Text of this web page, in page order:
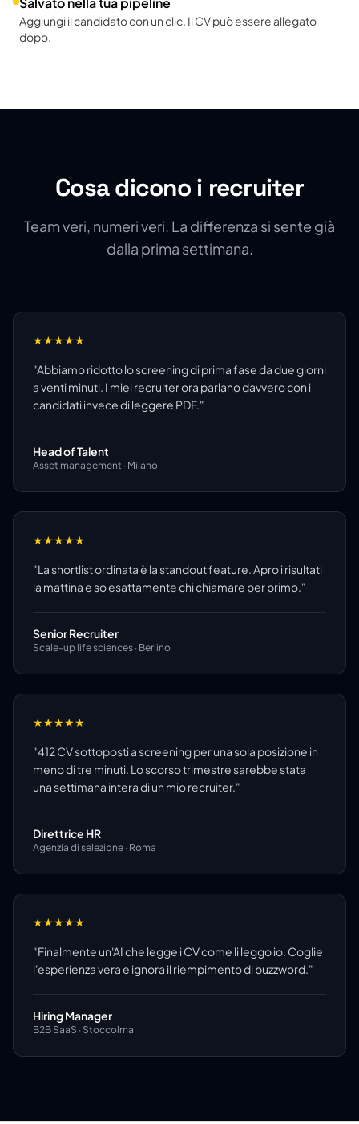
Aggiungi il candidato con un clic. Il CV può essere allegato
dopo.
Cosa dicono i recruiter
Team veri, numeri veri. La differenza si sente già
dalla prima settimana.
★★★★★
"Abbiamo ridotto lo screening di prima fase da due giorni
a venti minuti. I miei recruiter ora parlano davvero con i
candidati invece di leggere PDF."
Head of Talent
Asset management · Milano
★★★★★
"La shortlist ordinata è la standout feature. Apro i risultati
la mattina e so esattamente chi chiamare per primo."
Senior Recruiter
Scale-up life sciences · Berlino
★★★★★
"412 CV sottoposti a screening per una sola posizione in
meno di tre minuti. Lo scorso trimestre sarebbe stata
una settimana intera di un mio recruiter."
Direttrice HR
Agenzia di selezione · Roma
★★★★★
"Finalmente un'AI che legge i CV come li leggo io. Coglie
l'esperienza vera e ignora il riempimento di buzzword."
Hiring Manager
B2B SaaS · Stoccolma